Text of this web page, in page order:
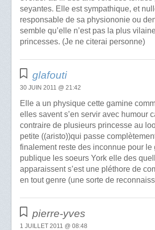
seyantes. Elle est sympathique, et
responsable de sa physiononie ou
semble qu’elle n’est pas la plus
princesses. (Je ne citerai personne)
glafouti
30 JUIN 2011 @ 21:42
Elle a un physique cette gamine
elles savent s’en servir avec humour
contraire de plusieurs princesse au
petite ((aristo))qui passe
finalement reste des inconnue pour le
publique les soeurs York elle des
apparaissent s’est une pléthore de
en tout genre (une sorte de
pierre-yves
1 JUILLET 2011 @ 08:48